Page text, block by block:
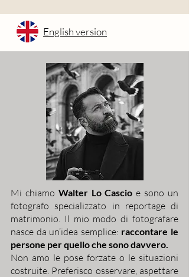
English version
Mi chiamo Walter Lo Cascio e sono un
fotografo specializzato in reportage di
matrimonio. Il mio modo di fotografare
nasce da un’idea semplice: raccontare le
persone per quello che sono davvero.
Non amo le pose forzate o le situazioni
costruite. Preferisco osservare, aspettare